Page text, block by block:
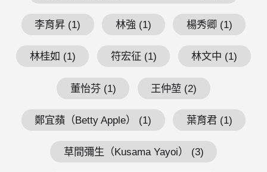
李育昇 (1) 林強 (1) 楊秀卿 (1)
林桂如 (1) 符宏征 (1) 林文中 (1)
董怡芬 (1) 王仲堃 (2)
鄭宜蘋（Betty Apple） (1) 葉育君 (1)
草間彌生（Kusama Yayoi） (3)